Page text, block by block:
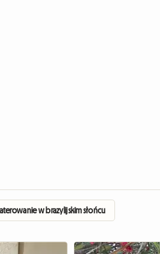
w brazylijskim słońcu